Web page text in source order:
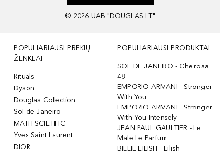
© 2026 UAB "DOUGLAS LT"
POPULIARIAUSI PREKIŲ
ŽENKLAI
Rituals
Dyson
Douglas Collection
Sol de Janeiro
MATH SCIETIFIC
Yves Saint Laurent
DIOR
POPULIARIAUSI PRODUKTAI
SOL DE JANEIRO - Cheirosa
48
EMPORIO ARMANI - Stronger
With You
EMPORIO ARMANI - Stronger
With You Intensely
JEAN PAUL GAULTIER - Le
Male Le Parfum
BILLIE EILISH - Eilish